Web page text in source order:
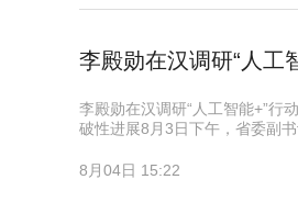
李殿勋在汉调研“人工
李殿勋在汉调研“人工智能+”行
破性进展8月3日下午，省委副
8月04日 15:22